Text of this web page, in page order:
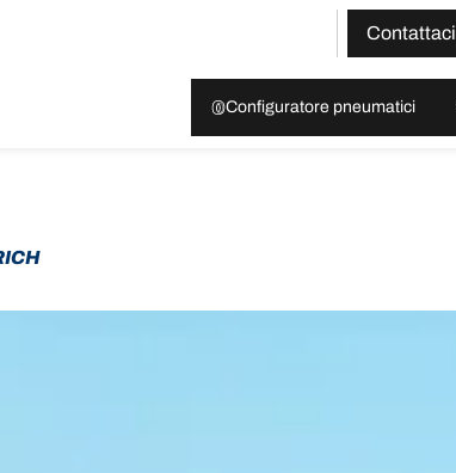
Contattaci
Configuratore pneumatici